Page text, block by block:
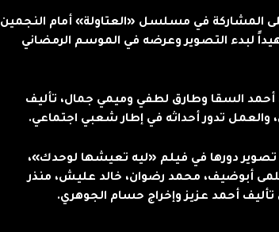
المشاركة في مسلسل «العتاولة» أمام النجمين
لبدء التصوير وعرضه في الموسم الرمضاني
السقا وطارق لطفي وميمي جمال، تأليف
تدور أحداثه في إطار شعبي اجتماعي.
دورها في فيلم «ليه تعيشها لوحدك»،
أبوضيف، محمد رضوان، خالد عليش، منذر
أحمد عزيز وإخراج حسام الجوهري.